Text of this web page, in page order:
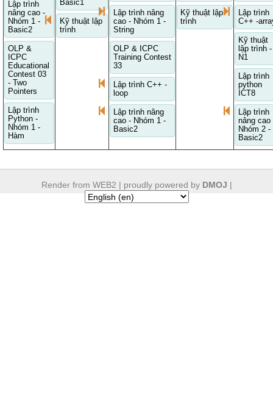
Lập trình
nâng cao -
Nhóm 1 -
Basic2
OLP &
ICPC
Educational
Contest 03
- Two
Pointers
Lập trình
Python -
Nhóm 1 -
Hàm
Basic1
Kỹ thuật lập
trình
Lập trình nâng
cao - Nhóm 1 -
String
OLP & ICPC
Training Contest
33
Lập trình C++ -
loop
Lập trình nâng
cao - Nhóm 1 -
Basic2
Kỹ thuật lập
trình
Lập trình
C++ -
Kỹ thuật
lập trình -
N1
Lập trình
python
ICT8
Lập trình
nâng cao
Nhóm 2 -
Basic2
Render from WEB2 | proudly powered by DMOJ |